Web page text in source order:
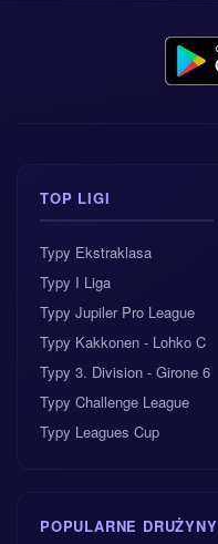
TOP LIGI
Typy Ekstraklasa
Typy I Liga
Typy Jupiler Pro League
Typy Kakkonen - Lohko C
Typy 3. Division - Girone 6
Typy Challenge League
Typy Leagues Cup
POPULARNE DRUŻYNY